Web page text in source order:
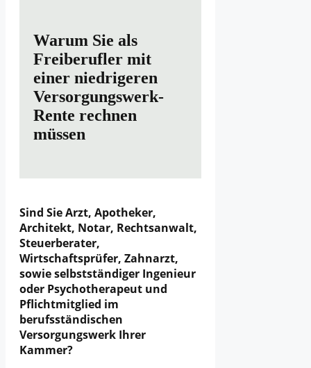
Warum Sie als
Freiberufler mit
einer niedrigeren
Versorgungswerk-
Rente rechnen
müssen
Sind Sie Arzt, Apotheker,
Architekt, Notar, Rechtsanwalt,
Steuerberater,
Wirtschaftsprüfer, Zahnarzt,
sowie selbstständiger Ingenieur
oder Psychotherapeut und
Pflichtmitglied im
berufsständischen
Versorgungswerk Ihrer
Kammer?